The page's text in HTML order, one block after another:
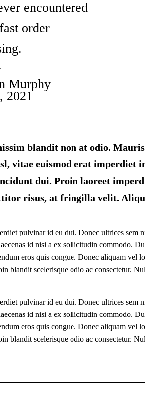
encountered
order
Murphy
2021
blandit non at odio.
vitae euismod erat imperdiet
dui. Proin laoreet
risus, at fringilla velit.
pulvinar id eu dui. Donec ultrices sem
id nisi a ex sollicitudin commodo.
eros quis congue. Donec aliquam vel
blandit scelerisque odio ac consectetur.
pulvinar id eu dui. Donec ultrices sem
id nisi a ex sollicitudin commodo.
eros quis congue. Donec aliquam vel
blandit scelerisque odio ac consectetur.